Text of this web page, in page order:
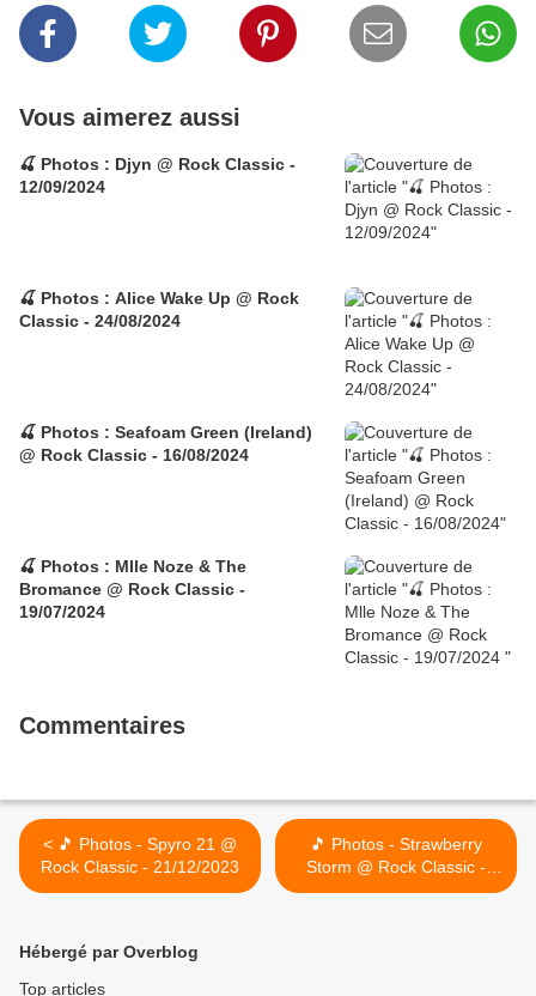
Vous aimerez aussi
🍒 Photos : Djyn @ Rock Classic -
12/09/2024
🍒 Photos : Alice Wake Up @ Rock
Classic - 24/08/2024
🍒 Photos : Seafoam Green (Ireland)
@ Rock Classic - 16/08/2024
🍒 Photos : Mlle Noze & The
Bromance @ Rock Classic -
19/07/2024
Commentaires
< 🎵 Photos - Spyro 21 @
Rock Classic - 21/12/2023
🎵 Photos - Strawberry
Storm @ Rock Classic -
30/12/2023 >
Hébergé par Overblog
Top articles